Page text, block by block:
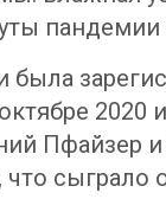
пандемии
была
2020
Пфайзер
что